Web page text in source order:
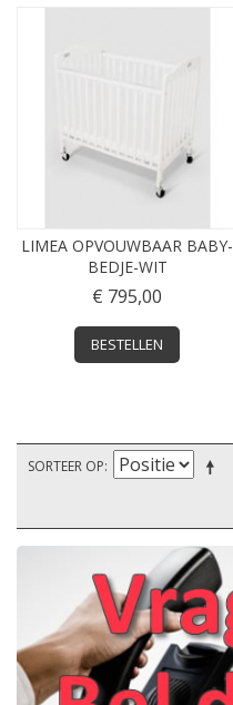
LIMEA OPVOUWBAAR BABY-
BEDJE-WIT
€ 795,00
BESTELLEN
SORTEER OP